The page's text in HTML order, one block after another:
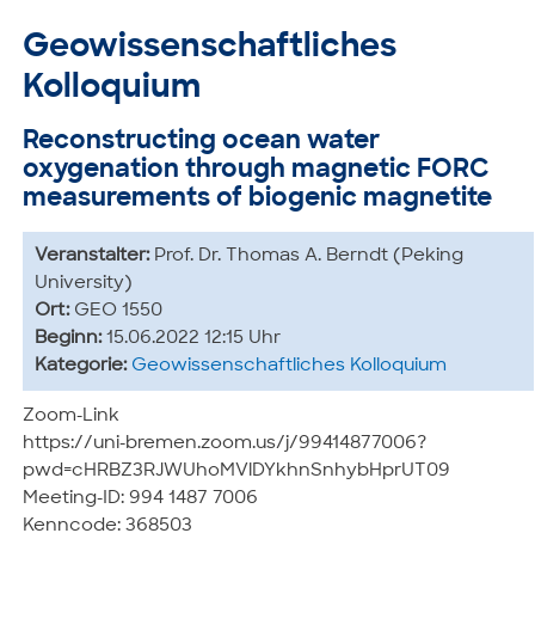
Geowissenschaftliches
Kolloquium
Reconstructing ocean water
oxygenation through magnetic FORC
measurements of biogenic magnetite
Veranstalter: Prof. Dr. Thomas A. Berndt (Peking
University)
Ort: GEO 1550
Beginn: 15.06.2022 12:15 Uhr
Kategorie: Geowissenschaftliches Kolloquium
Zoom-Link
https://uni-bremen.zoom.us/j/99414877006?
pwd=cHRBZ3RJWUhoMVlDYkhnSnhybHprUT09
Meeting-ID: 994 1487 7006
Kenncode: 368503